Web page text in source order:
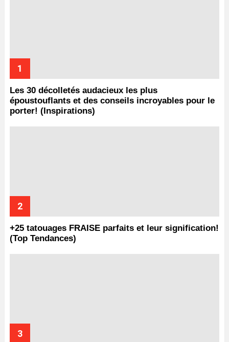
Les 30 décolletés audacieux les plus
époustouflants et des conseils incroyables pour le
porter! (Inspirations)
+25 tatouages ​​FRAISE parfaits et leur signification!
(Top Tendances)